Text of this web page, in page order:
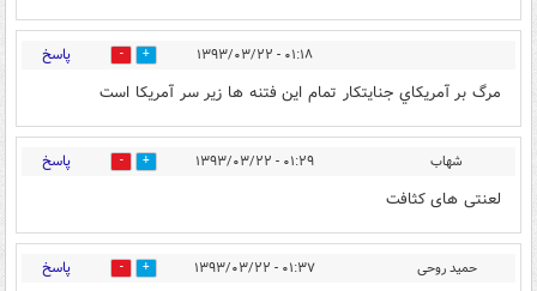
۰۱:۱۸ - ۱۳۹۳/۰۳/۲۲ 0 پاسخ
مرگ بر آمريكاي جنايتكار تمام اين فتنه ها زير سر آمريكا است
شهاب ۰۱:۲۹ - ۱۳۹۳/۰۳/۲۲ 0 پاسخ
لعنتی های کثافت
حمید روحی ۰۱:۳۷ - ۱۳۹۳/۰۳/۲۲ 0 پاسخ